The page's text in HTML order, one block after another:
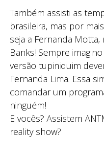
Também assisti as
brasileira, mas por
seja a Fernanda
Banks! Sempre
versão tupiniquim
Fernanda Lima. Essa
comandar um
ninguém!
E vocês? Assistem
reality show?